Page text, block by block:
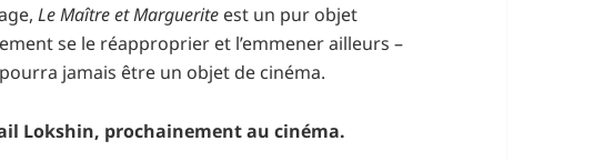
Le Maître et Marguerite est un pur objet
se le réapproprier et l’emmener ailleurs –
jamais être un objet de cinéma.
Lokshin, prochainement au cinéma.